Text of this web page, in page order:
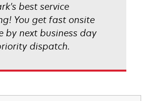
best service
You get fast onsite
by next business day
dispatch.